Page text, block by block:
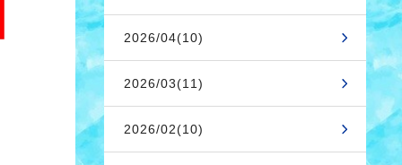
2026/04(10)
2026/03(11)
2026/02(10)